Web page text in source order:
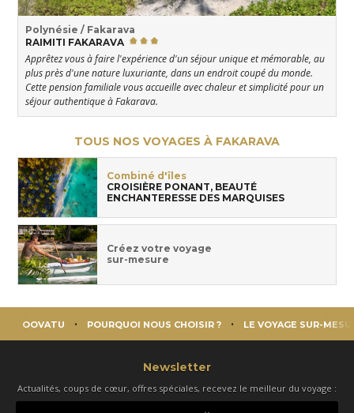
Polynésie / Fakarava
RAIMITI FAKARAVA
Apprêtez vous à faire l'expérience d'un séjour unique et mémorable, au
plus près d'une nature luxuriante, dans un endroit coupé du monde.
Cette pension familiale vous accueille avec chaleur et simplicité pour un
séjour authentique à Fakarava.
TOUS NOS VOYAGES À FAKARAVA
Combiné d'îles
CROISIÈRE PONANT, BEAUTÉ
ENCHANTERESSE DES MARQUISES
Créez votre voyage
sur-mesure
OOVATU POURQUOI NOUS CHOISIR ? LE VOYAGE SUR-
Newsletter
Actualités, coups de cœur, offres spéciales, recevez le meilleur du voyage :